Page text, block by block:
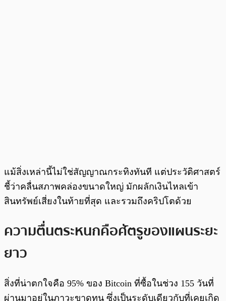
แม้สิ่งเหล่านี้ไม่ใช่สัญญาณกระทิงทันที แต่ประวัติศาสตร์
ชี้ว่าคลื่นสภาพคล่องขนาดใหญ่ มักผลักเงินไหลเข้า
สินทรัพย์เสี่ยงในท้ายที่สุด และรวมถึงคริปโตด้วย
ความตื่นตระหนกคือศัตรูของแผนระยะ
ยาว
สิ่งที่น่าตกใจคือ 95% ของ Bitcoin ที่ซื้อในช่วง 155 วันที่
ผ่านมาอยู่ในภาวะขาดทุน ซึ่งเป็นระดับเดียวกับที่เคยเกิด